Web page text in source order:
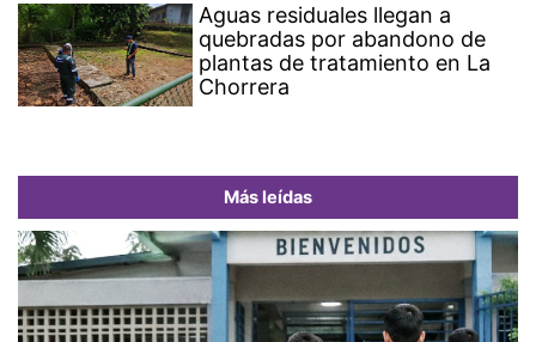
Aguas residuales llegan a
quebradas por abandono de
plantas de tratamiento en La
Chorrera
Más leídas